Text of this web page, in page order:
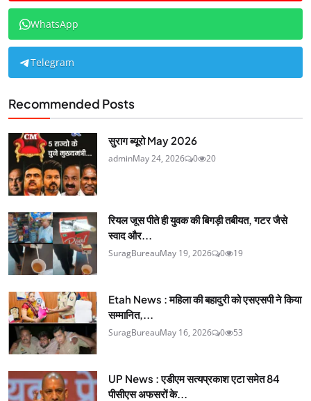
WhatsApp
Telegram
Recommended Posts
सुराग ब्यूरो May 2026
adminMay 24, 2026 0 20
रियल जूस पीते ही युवक की बिगड़ी तबीयत, गटर जैसे
स्वाद और...
SuragBureauMay 19, 2026 0 19
Etah News : महिला की बहादुरी को एसएसपी ने किया
सम्मानित,...
SuragBureauMay 16, 2026 0 53
UP News : एडीएम सत्यप्रकाश एटा समेत 84
पीसीएस अफसरों के...